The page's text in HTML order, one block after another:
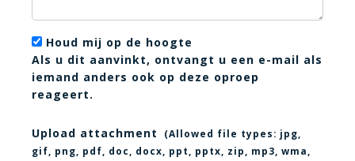
Houd mij op de hoogte
Als u dit aanvinkt, ontvangt u een e-mail als
iemand anders ook op deze oproep
reageert.
Upload attachment (Allowed file types: jpg,
gif, png, pdf, doc, docx, ppt, pptx, zip, mp3, wma,